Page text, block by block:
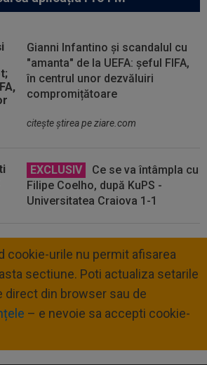
Gianni Infantino și scandalul cu
"amanta" de la UEFA: șeful FIFA,
în centrul unor dezvăluiri
compromițătoare
citeşte ştirea pe ziare.com
EXCLUSIV
Ce se va întâmpla cu
Filipe Coelho, după KuPS -
Universitatea Craiova 1-1
cookie-urile nu permit afisarea
sectiune. Poti actualiza setarile
direct din browser sau de
– e nevoie sa accepti cookie-